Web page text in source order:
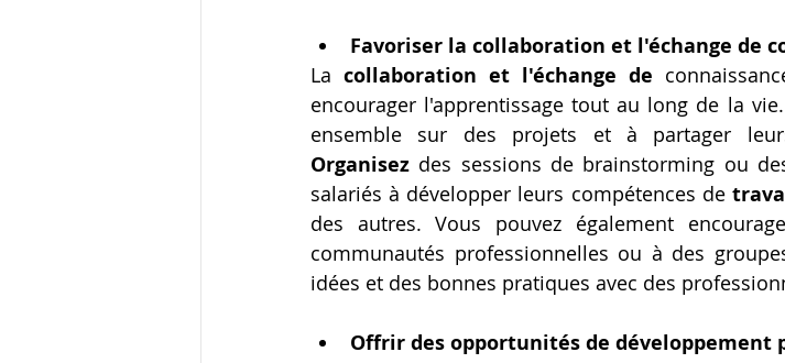
Favoriser la collaboration et l'échange de
La collaboration et l'échange de
encourager l'apprentissage tout au long de la
Organisez des sessions de brainstorming ou
salariés à développer leurs compétences de
des autres. Vous pouvez également
communautés professionnelles ou à des
idées et des bonnes pratiques avec des
Offrir des opportunités de développement